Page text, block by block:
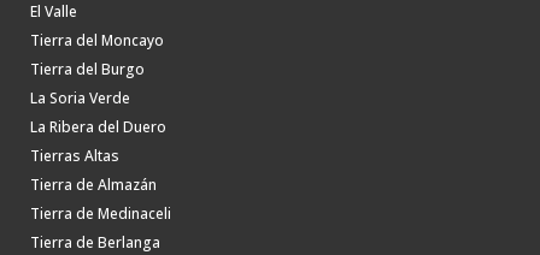
El Valle
Tierra del Moncayo
Tierra del Burgo
La Soria Verde
La Ribera del Duero
Tierras Altas
Tierra de Almazán
Tierra de Medinaceli
Tierra de Berlanga